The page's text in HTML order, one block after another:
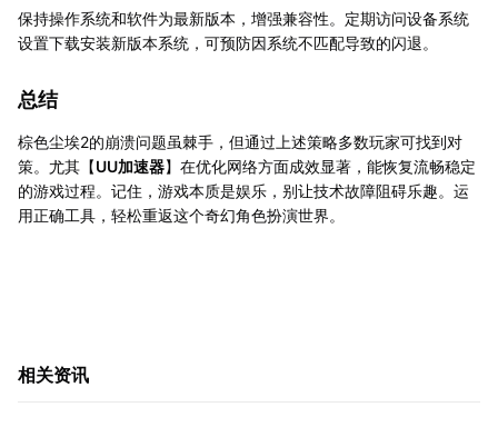
保持操作系统和软件为最新版本，增强兼容性。定期访问设备系统
设置下载安装新版本系统，可预防因系统不匹配导致的闪退。
总结
棕色尘埃2的崩溃问题虽棘手，但通过上述策略多数玩家可找到对
策。尤其【UU加速器】在优化网络方面成效显著，能恢复流畅稳定
的游戏过程。记住，游戏本质是娱乐，别让技术故障阻碍乐趣。运
用正确工具，轻松重返这个奇幻角色扮演世界。
相关资讯